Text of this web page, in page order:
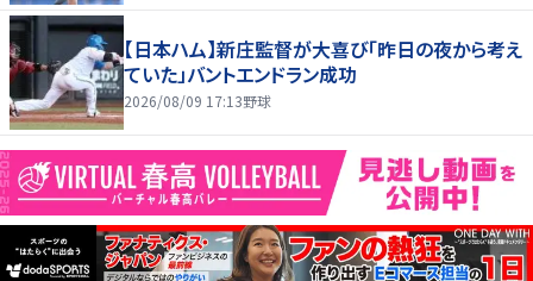
【日本ハム】新庄監督が大喜び「昨日の夜から考え
ていた」バントエンドラン成功
2026/08/09 17:13野球